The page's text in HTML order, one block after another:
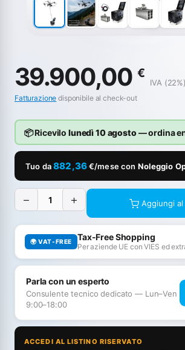
39.900,00 €
IVA
Fatturazione disponibile al check-out
📦 Ricevilo lunedì 10 agosto— ordina
Tuo da882,36€/mese con Noleggio
− + Aggiungi
🌍 VAT-FREE Tax-Free Shopping
Per aziende UE con VIES ed
Parla con un esperto
Consulente tecnico dedicato — Lun–Ven
9:00–18:00
ACCEDI AL LISTINO RISERVATO